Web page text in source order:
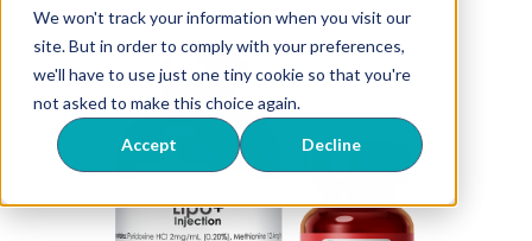
We won't track your information when you visit our
site. But in order to comply with your preferences,
we'll have to use just one tiny cookie so that you're
not asked to make this choice again.
Accept Decline